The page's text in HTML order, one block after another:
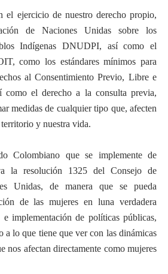
el ejercicio de nuestro derecho propio,
de Naciones Unidas sobre los
Indígenas DNUDPI, así como el
como los estándares mínimos para
al Consentimiento Previo, Libre e
el derecho a la consulta previa,
medidas de cualquier tipo que, afecten
y nuestra vida.
Colombiano que se implemente de
la resolución 1325 del Consejo de
Unidas, de manera que se pueda
de las mujeres en luna verdadera
implementación de políticas públicas,
a lo que tiene que ver con las dinámicas
nos afectan directamente como mujeres